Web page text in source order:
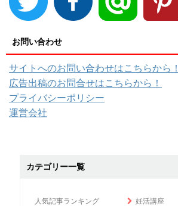
お問い合わせ
サイトへのお問い合わせはこちらから！
広告出稿のお問合せはこちらから！
プライバシーポリシー
運営会社
カテゴリー一覧
人気記事ランキング 妊活講座